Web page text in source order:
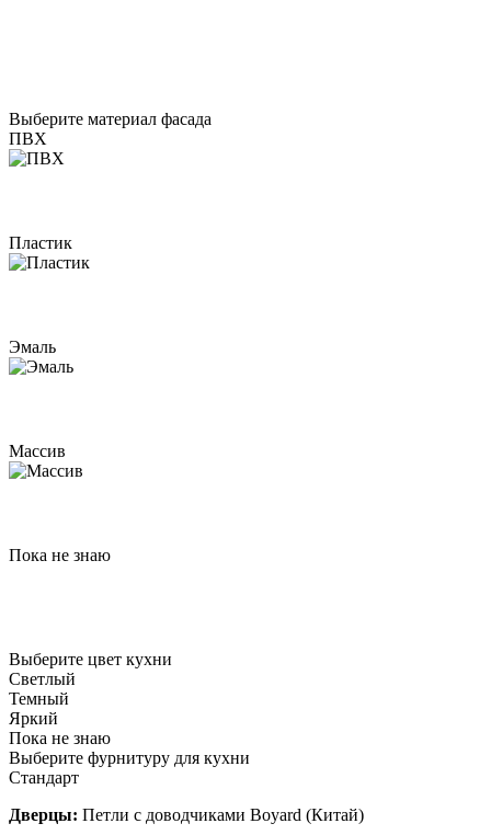
Выберите материал фасада
ПВХ
Пластик
Эмаль
Массив
Пока не знаю
Выберите цвет кухни
Светлый
Темный
Яркий
Пока не знаю
Выберите фурнитуру для кухни
Стандарт
Дверцы: Петли с доводчиками Boyard (Китай)